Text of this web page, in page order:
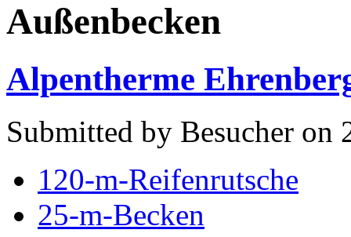
Außenbecken
Alpentherme
Submitted by Besucher on
120-m-Reifenrutsche
25-m-Becken